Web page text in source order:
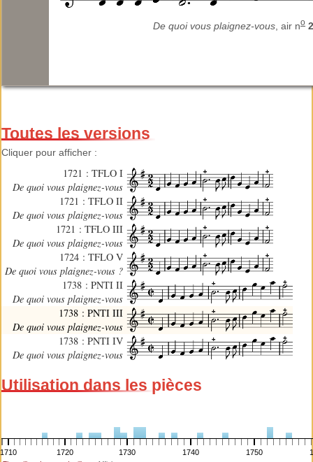
De quoi vous plaignez-vous , air no
Toutes les versions
Cliquer pour afficher :
1721 : TFLO I
De quoi vous plaignez-vous
1721 : TFLO II
De quoi vous plaignez-vous
1721 : TFLO III
De quoi vous plaignez-vous
1724 : TFLO V
De quoi vous plaignez-vous ?
1738 : PNTI II
De quoi vous plaignez-vous
1738 : PNTI III
De quoi vous plaignez-vous
1738 : PNTI IV
De quoi vous plaignez-vous
Utilisation dans les pièces
1710 1720 1730 1740 1750